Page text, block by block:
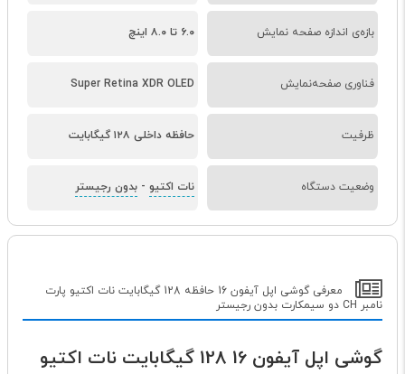
بازه‌ی اندازه صفحه نمایش ۶.۰ تا ۸.۰ اینچ
فناوری صفحه‌نمایش Super Retina XDR OLED
ظرفیت حافظه داخلی ۱۲۸ گیگابایت
وضعیت دستگاه نات اکتیو - بدون رجیستر
معرفی گوشی اپل آیفون 16 حافظه 128 گیگابایت نات اکتیو پارت
نامبر CH دو سیمکارت بدون رجیستر
گوشی اپل آیفون 16 128 گیگابایت نات اکتیو